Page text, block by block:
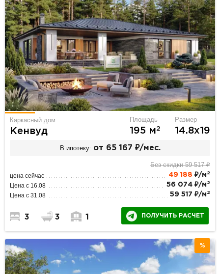
Каркасный дом
Кенвуд
Площадь
195 м2
Размер
14.8х19
В ипотеку: от 65 167 ₽/мес.
Без скидки 59 517 ₽
цена сейчас 49 188 ₽/м 2
Цена с 16.08 56 074 ₽/м 2
Цена с 31.08 59 517 ₽/м 2
3 3 1 ПОЛУЧИТЬ РАСЧЕТ
%